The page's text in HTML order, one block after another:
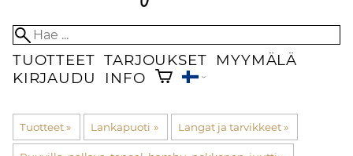
TUOTTEET TARJOUKSET
MYYMÄLÄ
KIRJAUDU
INFO
Tuotteet‪» Lankapuoti ‪» Langat ja tarvikkeet ‪»